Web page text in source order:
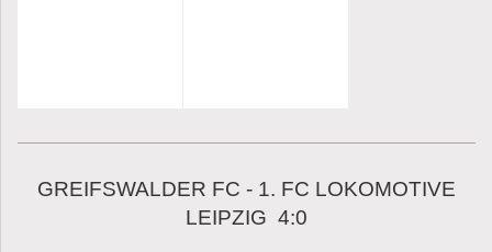
GREIFSWALDER FC - 1. FC LOKOMOTIVE
LEIPZIG 4:0